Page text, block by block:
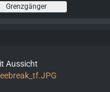
Grenzgänger
Aussicht